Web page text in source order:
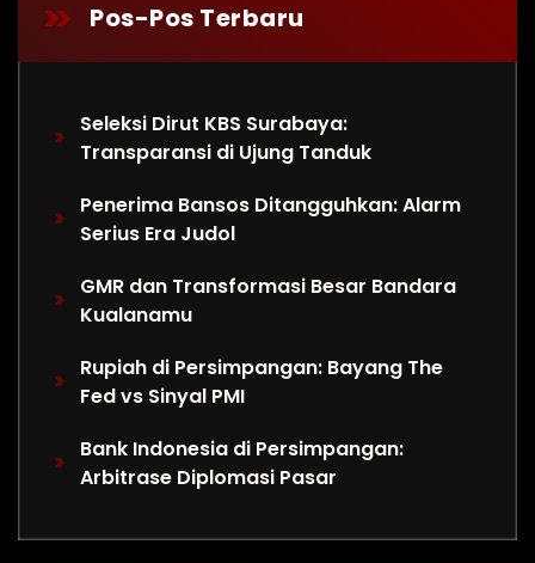
Pos-Pos Terbaru
Seleksi Dirut KBS Surabaya:
Transparansi di Ujung Tanduk
Penerima Bansos Ditangguhkan: Alarm
Serius Era Judol
GMR dan Transformasi Besar Bandara
Kualanamu
Rupiah di Persimpangan: Bayang The
Fed vs Sinyal PMI
Bank Indonesia di Persimpangan:
Arbitrase Diplomasi Pasar